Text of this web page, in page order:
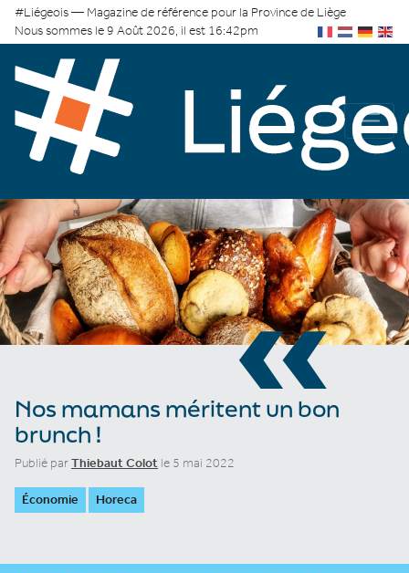
#Liégeois — Magazine de référence pour la Province de Liège
Nous sommes le 9 Août 2026, il est 16:42pm
«
Nos mamans méritent un bon
brunch !
Publié parThiebaut Colot le 5 mai 2022
Économie Horeca